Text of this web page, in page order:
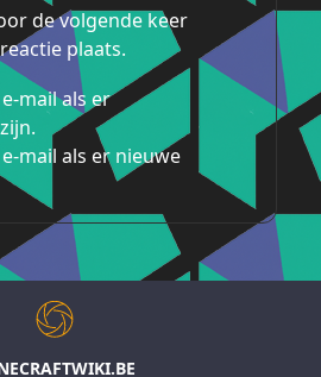
de volgende keer
plaats.
mail als er
mail als er nieuwe